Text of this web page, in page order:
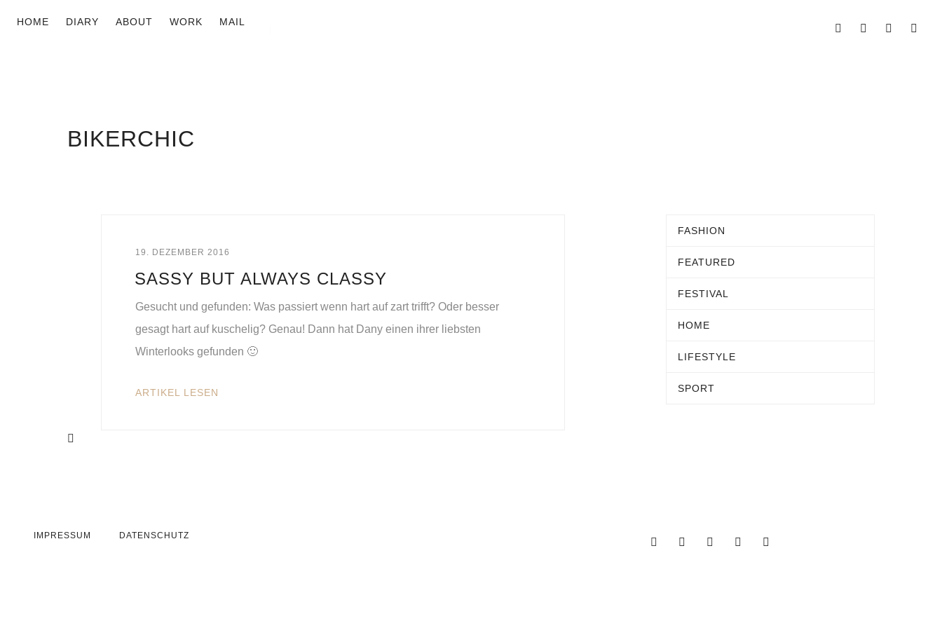
HOME DIARY ABOUT WORK MAIL
BIKERCHIC
19. DEZEMBER 2016
SASSY BUT ALWAYS CLASSY
Gesucht und gefunden: Was passiert wenn hart auf zart trifft? Oder besser
gesagt hart auf kuschelig? Genau! Dann hat Dany einen ihrer liebsten
Winterlooks gefunden 🙂
ARTIKEL LESEN
FASHION
FEATURED
FESTIVAL
HOME
LIFESTYLE
SPORT
IMPRESSUM DATENSCHUTZ